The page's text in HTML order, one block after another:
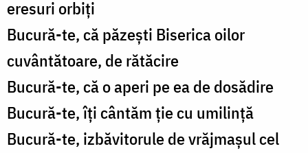
eresuri orbiți
Bucură-te, că păzești Biserica oilor
cuvântătoare, de rătăcire
Bucură-te, că o aperi pe ea de dosădire
Bucură-te, îți cântăm ție cu umilință
Bucură-te, izbăvitorule de vrăjmașul cel